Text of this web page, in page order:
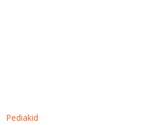
Pediakid